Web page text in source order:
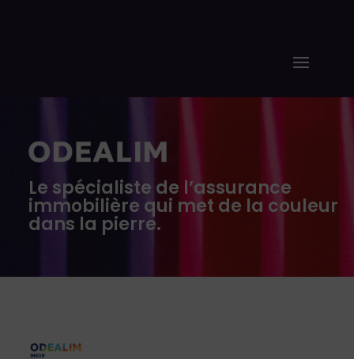
Le spécialiste de l’assurance
immobilière qui met de la couleur
dans la pierre.